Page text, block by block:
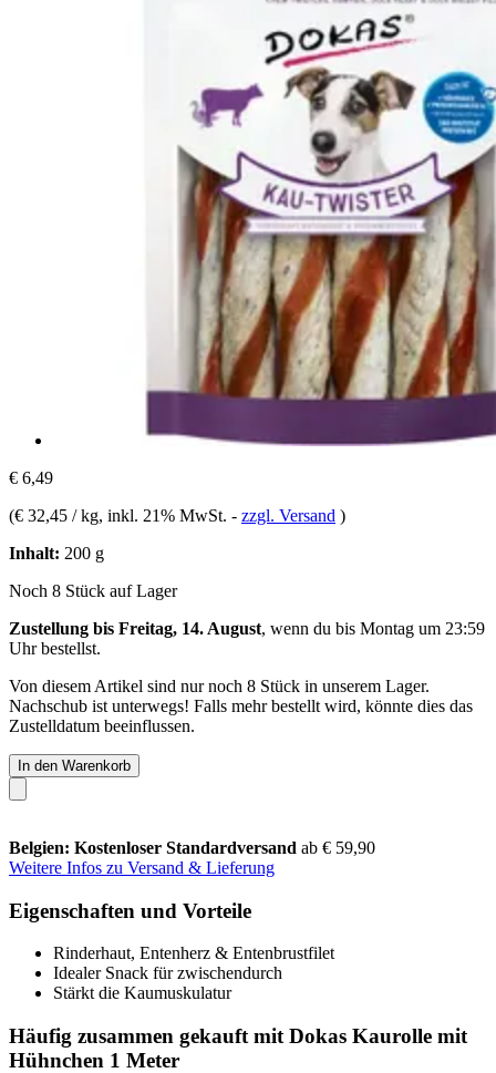
€ 6,49
(€ 32,45 / kg, inkl. 21% MwSt. - zzgl. Versand )
Inhalt: 200 g
Noch 8 Stück auf Lager
Zustellung bis Freitag, 14. August, wenn du bis Montag um 23:59
Uhrbestellst.
Von diesem Artikel sind nur noch 8 Stück in unserem Lager.
Nachschub ist unterwegs! Falls mehr bestellt wird, könnte dies das
Zustelldatum beeinflussen.
In den Warenkorb
Belgien: Kostenloser Standardversand ab € 59,90
Weitere Infos zu Versand & Lieferung
Eigenschaften und Vorteile
Rinderhaut, Entenherz & Entenbrustfilet
Idealer Snack für zwischendurch
Stärkt die Kaumuskulatur
Häufig zusammen gekauft mit Dokas Kaurolle mit
Hühnchen 1 Meter